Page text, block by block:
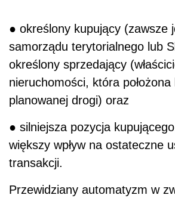
● określony kupujący (zawsze
samorządu terytorialnego lub
określony sprzedający
nieruchomości, która położona
planowanej drogi) oraz
● silniejsza pozycja
większy wpływ na ostateczne
transakcji.
Przewidziany automatyzm w